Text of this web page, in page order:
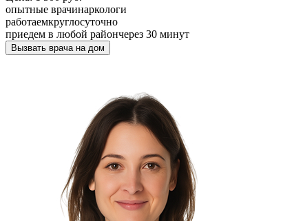
опытные врачинаркологи
работаемкруглосуточно
приедем в любой райончерез 30 минут
Вызвать врача на дом